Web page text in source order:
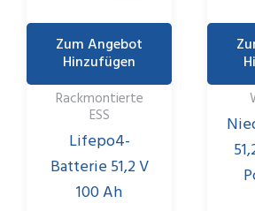
Zum Angebot
Hinzufügen
Rackmontierte
ESS
Lifepo4-
Batterie 51,2 V
100 Ah